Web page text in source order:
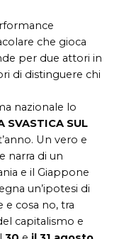
che gioca
per due attori in
di distinguere chi
nazionale lo
SVASTICA SUL
Un vero e
narra di un
e il Giappone
un’ipotesi di
e cosa no, tra
capitalismo e